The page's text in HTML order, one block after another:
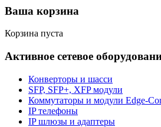
Ваша корзина
Корзина пуста
Активное сетевое
Конверторы и шасси
SFP, SFP+, XFP модули
Коммутаторы и модули Edge-
IP телефоны
IP шлюзы и адаптеры